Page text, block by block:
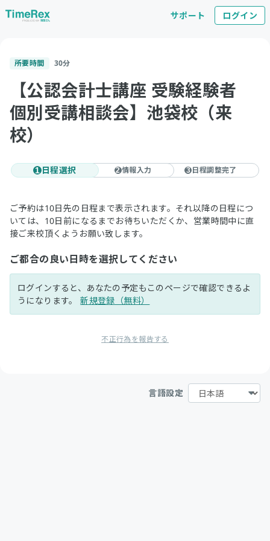
サポート ログイン
所要時間 30分
【公認会計士講座 受験経験者
個別受講相談会】池袋校（来
校）
1 日程選択 2情報入力 3 日程調整完了
ご予約は10日先の日程まで表示されます。それ以降の日程につ
いては、10日前になるまでお待ちいただくか、営業時間中に直
接ご来校頂くようお願い致します。
ご都合の良い日時を選択してください
ログインすると、あなたの予定もこのページで確認できるよ
うになります。新規登録（無料）
不正行為を報告する
言語設定